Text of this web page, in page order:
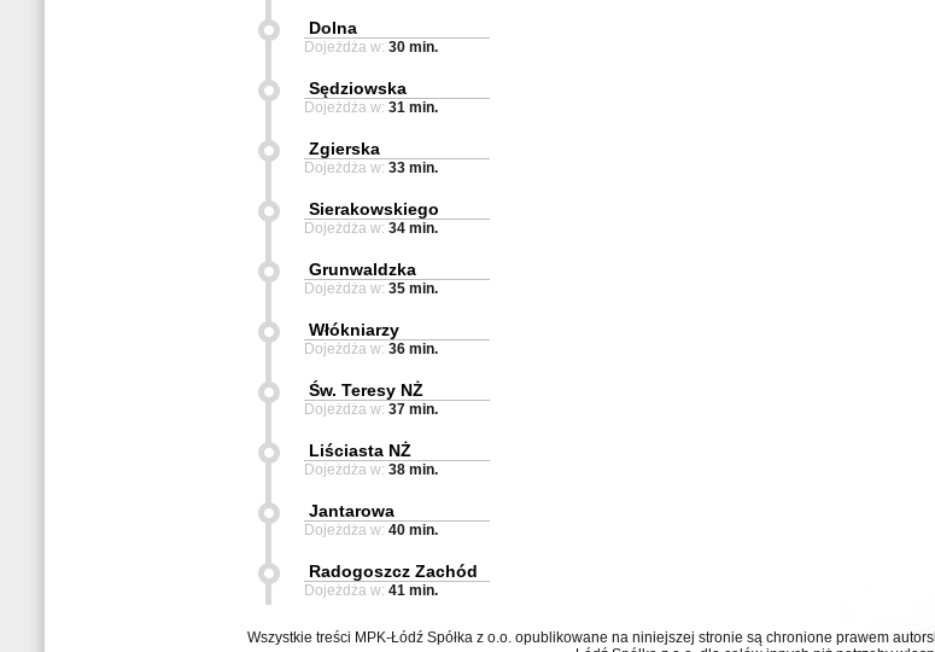
Dolna
Dojeżdża w: 30 min.
Sędziowska
Dojeżdża w: 31 min.
Zgierska
Dojeżdża w: 33 min.
Sierakowskiego
Dojeżdża w: 34 min.
Grunwaldzka
Dojeżdża w: 35 min.
Włókniarzy
Dojeżdża w: 36 min.
Św. Teresy NŻ
Dojeżdża w: 37 min.
Liściasta NŻ
Dojeżdża w: 38 min.
Jantarowa
Dojeżdża w: 40 min.
Radogoszcz Zachód
Dojeżdża w: 41 min.
Wszystkie treści MPK-Łódź Spółka z o.o. opublikowane na niniejszej stronie są chronione prawem